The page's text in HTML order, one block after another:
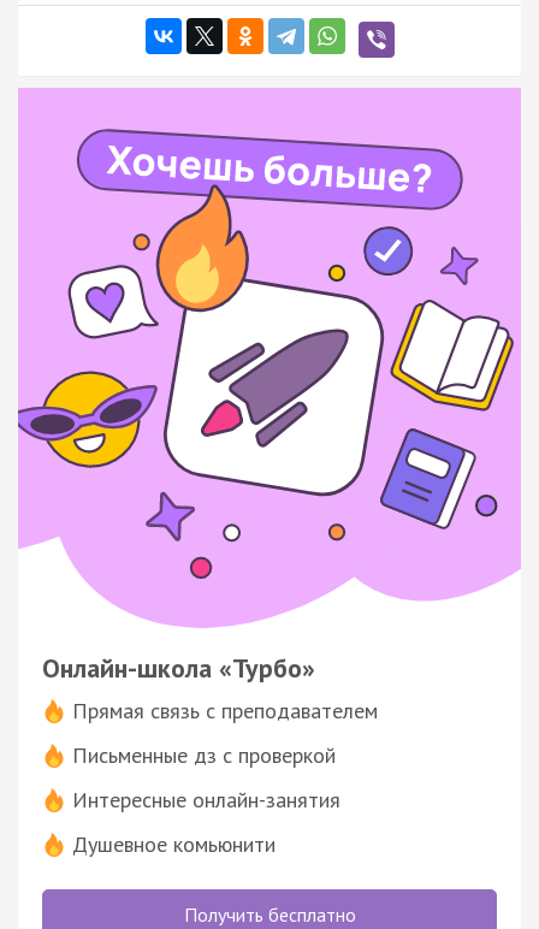
Онлайн-школа «Турбо»
Прямая связь с преподавателем
Письменные дз с проверкой
Интересные онлайн-занятия
Душевное комьюнити
Получить бесплатно